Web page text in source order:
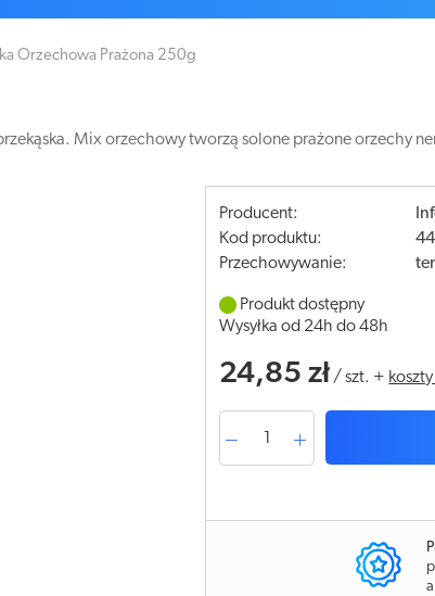
Orzechowa Prażona 250g
Mix orzechowy tworzą solone prażone orzechy
Producent:
Kod produktu:
Przechowywanie:
Produkt dostępny
Wysyłka od 24h do 48h
24,85 zł /szt. + koszty